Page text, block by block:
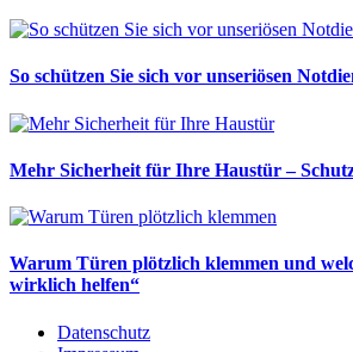
So schützen Sie sich vor unseriösen
Mehr Sicherheit für Ihre Haustür –
Warum Türen plötzlich klemmen und
wirklich helfen“
Datenschutz